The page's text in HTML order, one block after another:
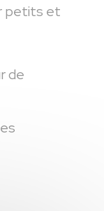
petits et
de